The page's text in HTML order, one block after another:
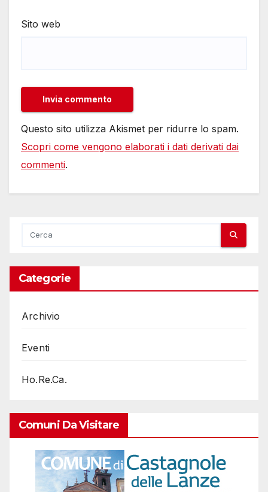
Sito web
Questo sito utilizza Akismet per ridurre lo spam.
Scopri come vengono elaborati i dati derivati dai
commenti.
Categorie
Archivio
Eventi
Ho.Re.Ca.
Comuni Da Visitare